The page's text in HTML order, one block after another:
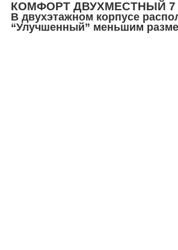
КОМФОРТ ДВУХМЕСТНЫЙ 7
В двухэтажном корпусе
“Улучшенный” меньшим